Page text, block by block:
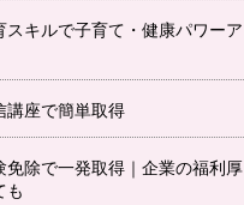
スキルで子育て・健康パワーア
講座で簡単取得
免除で一発取得｜企業の福利厚
も